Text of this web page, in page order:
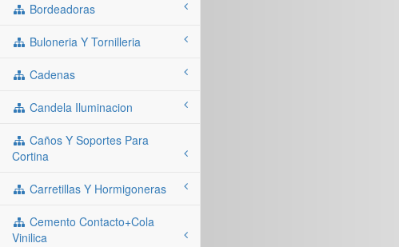
Bordeadoras
Buloneria Y Tornilleria
Cadenas
Candela Iluminacion
Caños Y Soportes Para
Cortina
Carretillas Y Hormigoneras
Cemento Contacto+cola
Vinilica